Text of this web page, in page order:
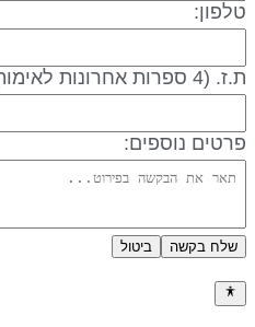
טלפון:
ת.ז. (4 ספרות אחרונות לאימות):
פרטים נוספים:
שלח בקשה ביטול